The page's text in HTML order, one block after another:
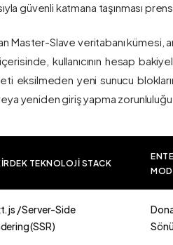
güvenli katmana taşınması
Master-Slave veritabanı kümesi,
kullanıcının hesap
eksilmeden yeni sunucu
yeniden giriş yapma
TEKNOLOJI STACK
/ Server-Side
(SSR)